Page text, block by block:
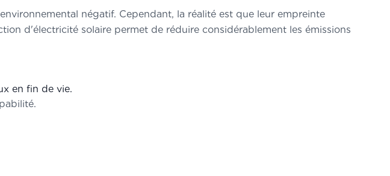
négatif. Cependant, la réalité est que leur empreinte
d'électricité solaire permet de réduire considérablement les émissions
en fin de vie.